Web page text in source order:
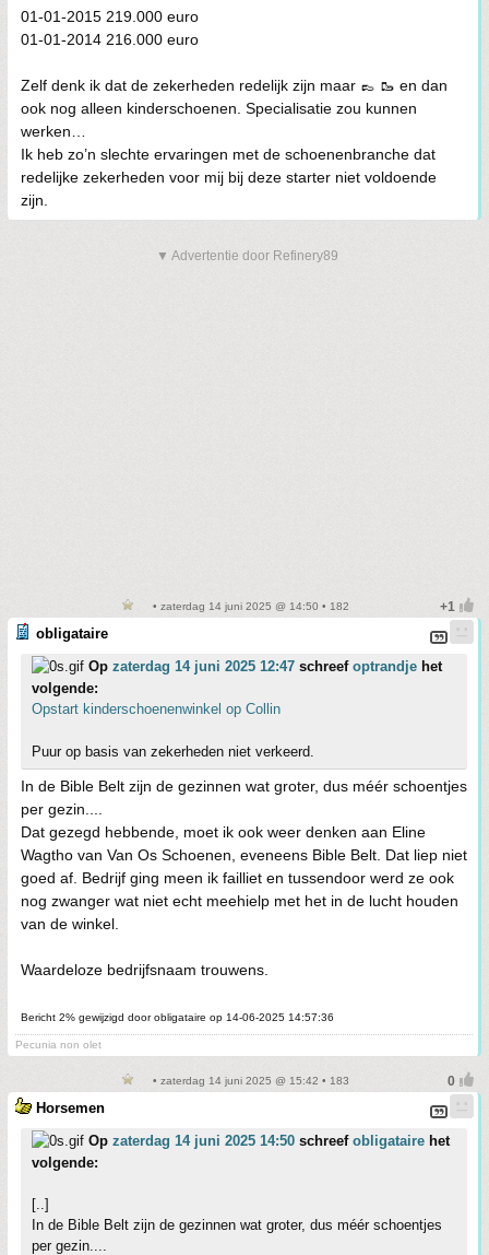
01-01-2015 219.000 euro
01-01-2014 216.000 euro
Zelf denk ik dat de zekerheden redelijk zijn maar 👞 🥾 en dan
ook nog alleen kinderschoenen. Specialisatie zou kunnen
werken…
Ik heb zo’n slechte ervaringen met de schoenenbranche dat
redelijke zekerheden voor mij bij deze starter niet voldoende
zijn.
▼ Advertentie door Refinery89
• zaterdag 14 juni 2025 @ 14:50 • 182
obligataire
Op zaterdag 14 juni 2025 12:47 schreef optrandje het
volgende:
Opstart kinderschoenenwinkel op Collin
Puur op basis van zekerheden niet verkeerd.
In de Bible Belt zijn de gezinnen wat groter, dus méér schoentjes
per gezin....
Dat gezegd hebbende, moet ik ook weer denken aan Eline
Wagtho van Van Os Schoenen, eveneens Bible Belt. Dat liep niet
goed af. Bedrijf ging meen ik failliet en tussendoor werd ze ook
nog zwanger wat niet echt meehielp met het in de lucht houden
van de winkel.
Waardeloze bedrijfsnaam trouwens.
Bericht 2% gewijzigd door obligataire op 14-06-2025 14:57:36
Pecunia non olet
• zaterdag 14 juni 2025 @ 15:42 • 183
Horsemen
Op zaterdag 14 juni 2025 14:50 schreef obligataire het
volgende:
[..]
In de Bible Belt zijn de gezinnen wat groter, dus méér schoentjes
per gezin....